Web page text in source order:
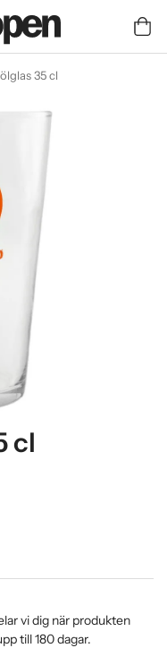
35 cl
cl
vi dig när produkten
till 180 dagar.